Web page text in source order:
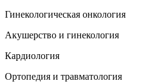
Гинекологическая онкология
Акушерство и гинекология
Кардиология
Ортопедия и травматология